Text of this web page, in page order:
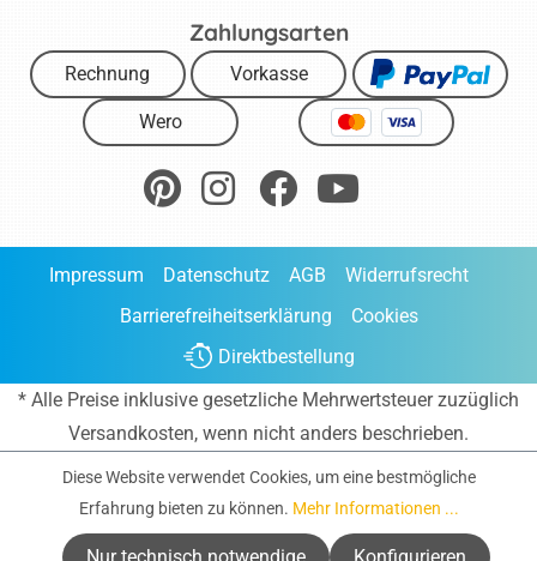
Zahlungsarten
Rechnung Vorkasse
Wero
Impressum Datenschutz AGB
Widerrufsrecht
Barrierefreiheitserklärung
Cookies
Direktbestellung
* Alle Preise inklusive gesetzliche Mehrwertsteuer zuzüglich
Versandkosten, wenn nicht anders beschrieben.
Diese Website verwendet Cookies, um eine bestmögliche
Erfahrung bieten zu können. Mehr Informationen ...